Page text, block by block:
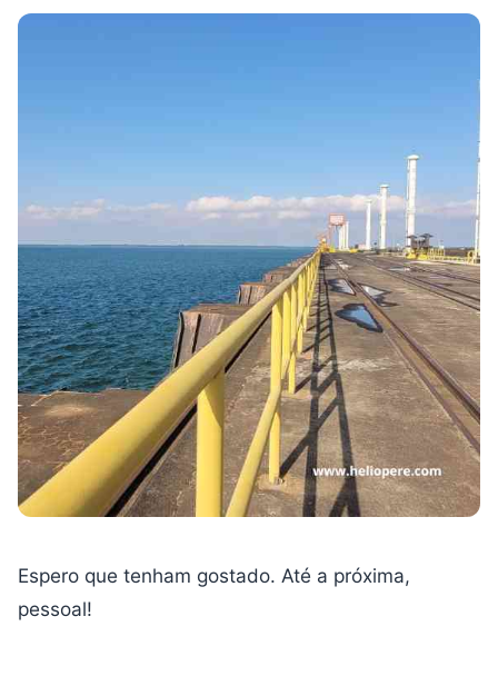
Espero que tenham gostado. Até a próxima,
pessoal!